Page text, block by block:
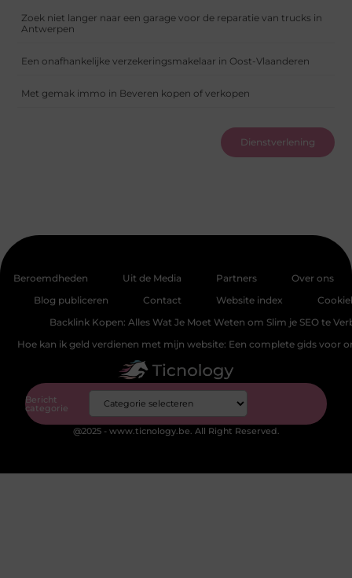
Zoek niet langer naar een garage voor de reparatie van trucks in
Antwerpen
Een onafhankelijke verzekeringsmakelaar in Oost-Vlaanderen
Met gemak immo in Beveren kopen of verkopen
Dienstverlening
Beroemdheden Uit de Media Partners
Over ons
Blog publiceren
Contact Website index
Backlink Kopen: Alles Wat Je Moet Weten om Slim je SEO te
Hoe kan ik geld verdienen met mijn website: Een complete gids voor
Bericht
categorie
@2025 - www.ticnology.be. All Right Reserved.